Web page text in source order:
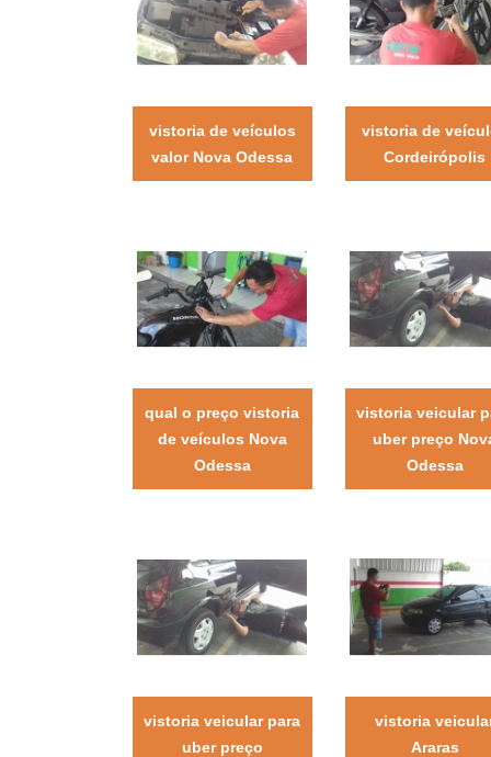
vistoria de veículos
valor Nova Odessa
vistoria de
Cordeirópolis
qual o preço vistoria
de veículos Nova
Odessa
vistoria veicular
uber preço
Odessa
vistoria veicular para
uber preço
vistoria
Araras